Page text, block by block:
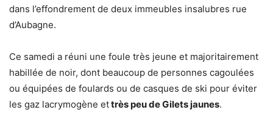
dans l’effondrement de deux immeubles insalubres rue
d’Aubagne.
Ce samedi a réuni une foule très jeune et majoritairement
habillée de noir, dont beaucoup de personnes cagoulées
ou équipées de foulards ou de casques de ski pour éviter
les gaz lacrymogène ettrès peu de Gilets jaunes.